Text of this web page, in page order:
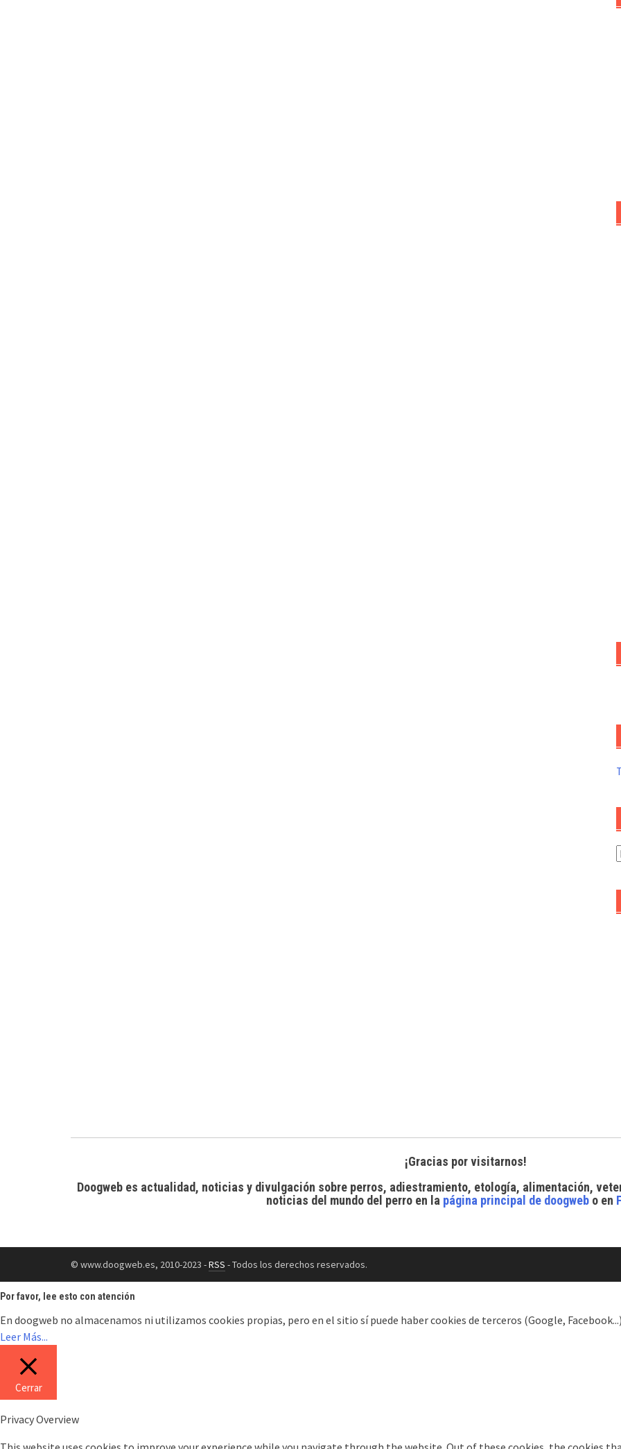
¡Gracias por visitarnos!
Doogweb es actualidad, noticias y divulgación sobre perros, adiestramiento, etología, alimentación,
noticias del mundo del perroen la página principal de doogwebo en
© www.doogweb.es, 2010-2023 -RSS - Todos los derechos reservados.
Por favor, lee esto con atención
En doogweb no almacenamos ni utilizamos cookies propias, pero en el sitio sí puede haber cookies de terceros (Google,
Leer Más...
Cerrar
Privacy Overview